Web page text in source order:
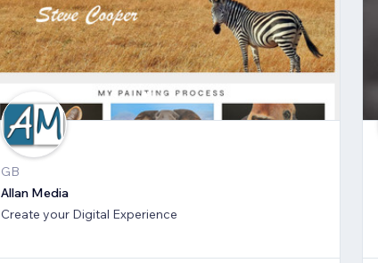
GB
Allan Media
Create your Digital Experience